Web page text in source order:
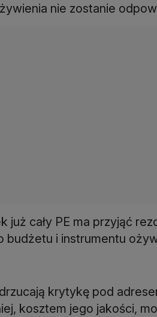
nie zostanie
już cały PE ma przyjąć
budżetu i instrumentu
krytykę pod
kosztem jego jakości,